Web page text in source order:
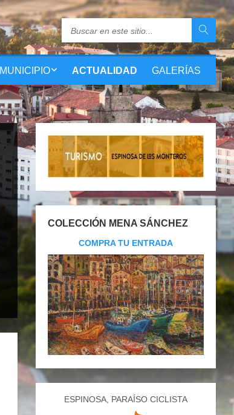
MUNICIPIO ACTUALIDAD GALERÍAS
COLECCIÓN MENA SÁNCHEZ
COMPRA TU ENTRADA
ESPINOSA, PARAÍSO CICLISTA